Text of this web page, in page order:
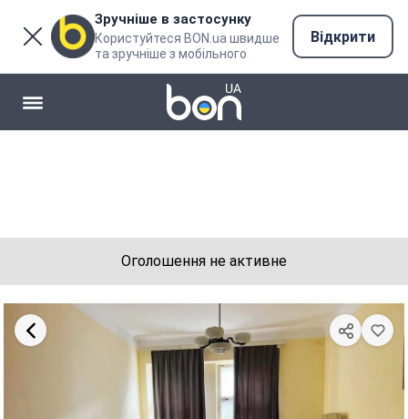
Зручніше в застосунку
Користуйтеся BON.ua швидше
та зручніше з мобільного
Відкрити
Оголошення не активне